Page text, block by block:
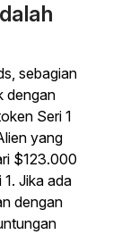
sebagian
dengan
Seri 1
yang
$123.000
Jika ada
dengan